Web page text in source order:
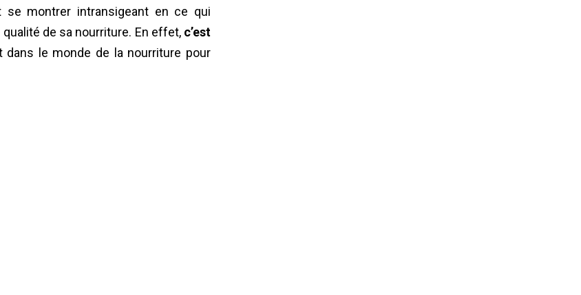
montrer intransigeant en ce qui
qualité de sa nourriture. En effet, c’est
dans le monde de la nourriture pour